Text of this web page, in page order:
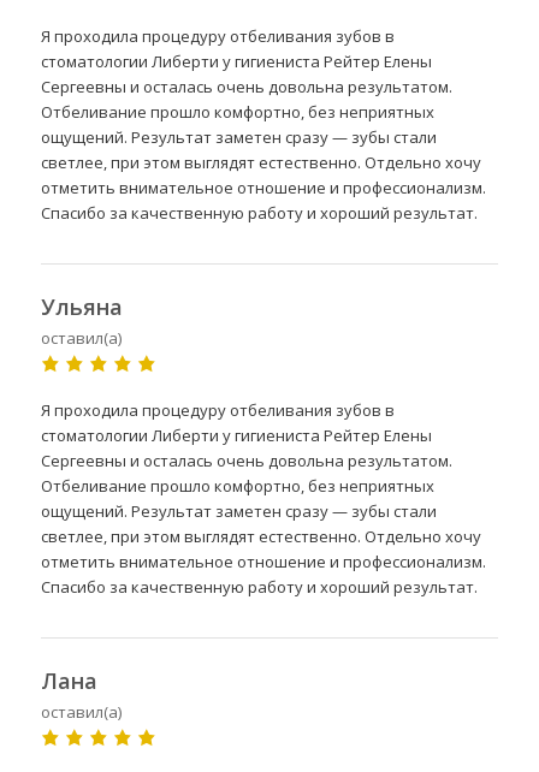
Я проходила процедуру отбеливания зубов в
стоматологии Либерти у гигиениста Рейтер Елены
Сергеевны и осталась очень довольна результатом.
Отбеливание прошло комфортно, без неприятных
ощущений. Результат заметен сразу — зубы стали
светлее, при этом выглядят естественно. Отдельно хочу
отметить внимательное отношение и профессионализм.
Спасибо за качественную работу и хороший результат.
Ульяна
оставил(а)
Я проходила процедуру отбеливания зубов в
стоматологии Либерти у гигиениста Рейтер Елены
Сергеевны и осталась очень довольна результатом.
Отбеливание прошло комфортно, без неприятных
ощущений. Результат заметен сразу — зубы стали
светлее, при этом выглядят естественно. Отдельно хочу
отметить внимательное отношение и профессионализм.
Спасибо за качественную работу и хороший результат.
Лана
оставил(а)